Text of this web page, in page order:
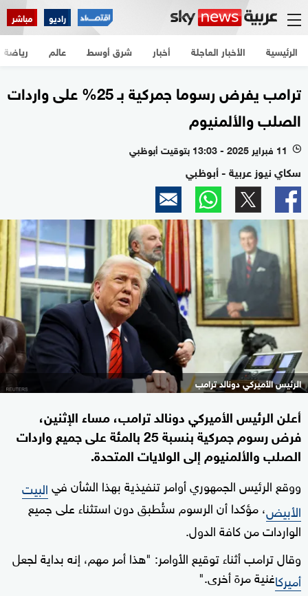
راديو مباشر
الرئيسية الأخبار العاجلة أخبار شرق أوسط عالم رياضة
ترامب يفرض رسوما جمركية بـ 25% على واردات
الصلب والألمنيوم
l 11 فبراير 2025 - 13:03 بتوقيت أبوظبي
سكاي نيوز عربية - أبوظبي
الرئيس الأميركي دونالد ترامب
أعلن الرئيس الأميركي دونالد ترامب، مساء الإثنين،
فرض رسوم جمركية بنسبة 25 بالمئة على جميع واردات
الصلب والألمنيوم إلى الولايات المتحدة.
ووقع الرئيس الجمهوري أوامر تنفيذية بهذا الشأن فيالبيت
الأبيض، مؤكدا أن الرسوم ستُطبق دون استثناء على جميع
الواردات من كافة الدول.
وقال ترامب أثناء توقيع الأوامر: "هذا أمر مهم، إنه بداية لجعل
أميركاغنية مرة أخرى."